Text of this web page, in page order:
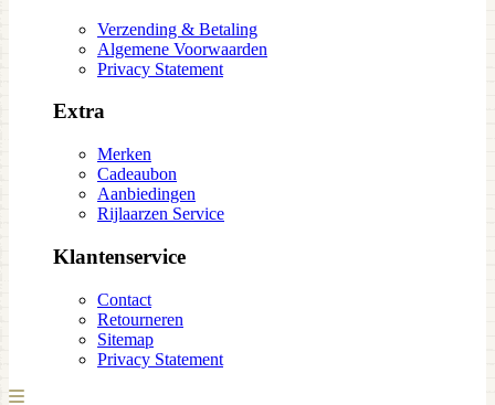
Verzending & Betaling
Algemene Voorwaarden
Privacy Statement
Extra
Merken
Cadeaubon
Aanbiedingen
Rijlaarzen Service
Klantenservice
Contact
Retourneren
Sitemap
Privacy Statement